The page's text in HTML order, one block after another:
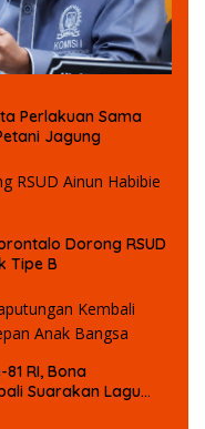
Perlakuan Sama
Jagung
Dorong RSUD
Tipe B
RI, Bona
Suarakan Lagu